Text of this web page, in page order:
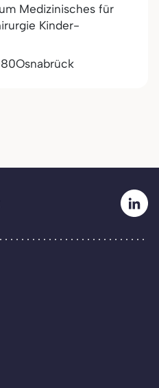
Medizinisches für
Kinder-
Osnabrück